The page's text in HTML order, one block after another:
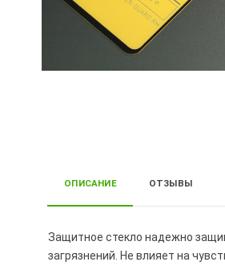
ОПИСАНИЕ ОТЗЫВЫ
Защитное стекло надежно
загрязнений. Не влияет на